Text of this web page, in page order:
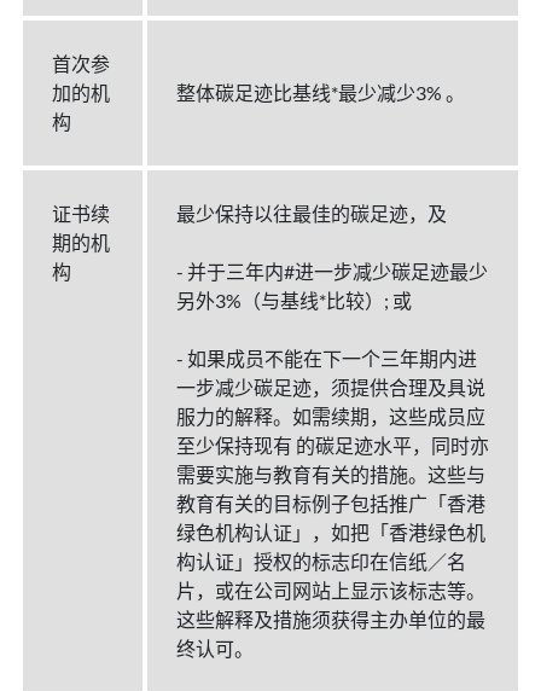
首次参
加的机
构
整体碳足迹比基线*最少减少3% 。
证书续
期的机
构
最少保持以往最佳的碳足迹，及
- 并于三年内#进一步减少碳足迹最少
另外3%（与基线*比较）; 或
- 如果成员不能在下一个三年期内进
一步减少碳足迹，须提供合理及具说
服力的解释。如需续期，这些成员应
至少保持现有 的碳足迹水平，同时亦
需要实施与教育有关的措施。这些与
教育有关的目标例子包括推广「香港
绿色机构认证」，如把「香港绿色机
构认证」授权的标志印在信纸／名
片，或在公司网站上显示该标志等。
这些解释及措施须获得主办单位的最
终认可。